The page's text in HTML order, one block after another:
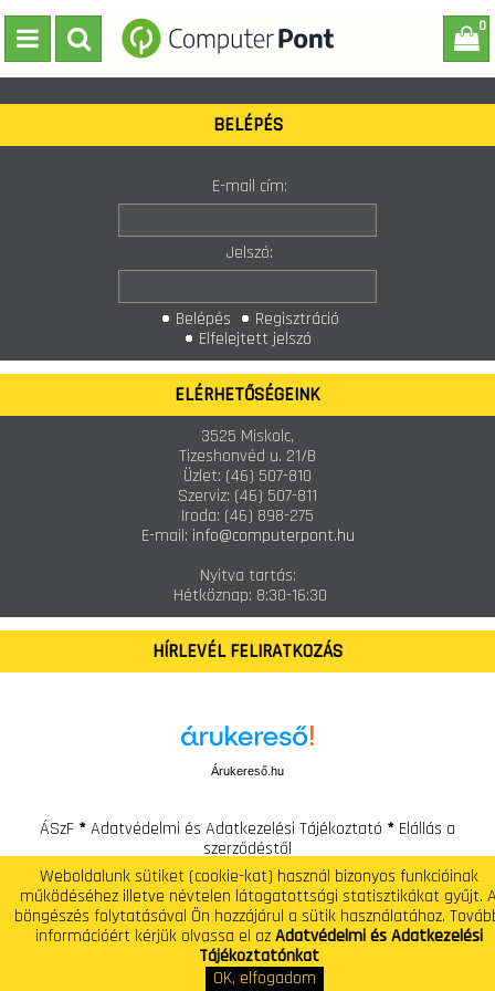
0
BELÉPÉS
E-mail cím:
Jelszó:
Belépés
Regisztráció
Elfelejtett jelszó
ELÉRHETŐSÉGEINK
3525 Miskolc,
Tizeshonvéd u. 21/B
Üzlet: (46) 507-810
Szerviz: (46) 507-811
Iroda: (46) 898-275
E-mail: info@computerpont.hu
Nyitva tartás:
Hétköznap: 8:30-16:30
HÍRLEVÉL FELIRATKOZÁS
Árukereső.hu
ÁSzF *Adatvédelmi és Adatkezelési Tájékoztató * Elállás a
szerződéstől
Computer Pont - Számítástechnikai Szaküzlet és Szerviz
Telefon: +(36) 46 / 507-810 E-mail: info@computerpont.hu
Weboldalunk sütiket (cookie-kat) használ bizonyos funkcióinak
működéséhez illetve névtelen látogatottsági statisztikákat gyűjt.
böngészés folytatásával Ön hozzájárul a sütik használatához.
információért kérjük olvassa el azAdatvédelmi és Adatkezelési
Tájékoztatónkat
OK, elfogadom